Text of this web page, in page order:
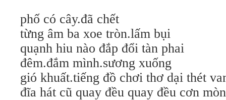
phố có cây.đã chết
từng âm ba xoe tròn.lấm bụi
quạnh hiu nào đắp đổi tàn phai
đêm.đắm mình.sương xuống
gió khuất.tiếng đồ chơi thơ dại thét
đĩa hát cũ quay đều quay đều cơn